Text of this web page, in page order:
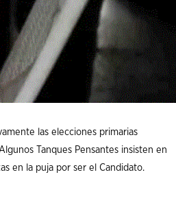
las elecciones primarias
Tanques Pensantes insisten en
en la puja por ser el Candidato.